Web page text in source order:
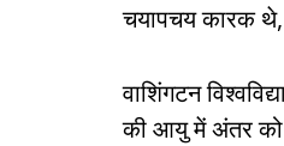
चयापचय कारक थे,
वाशिंगटन
की आयु में अंतर को